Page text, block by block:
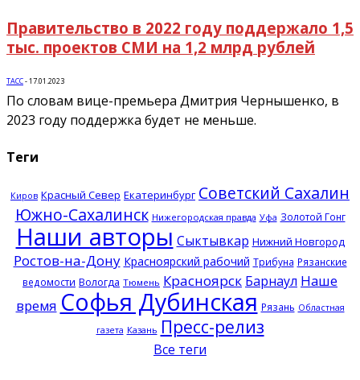
Правительство в 2022 году поддержало 1,5
тыс. проектов СМИ на 1,2 млрд рублей
ТАСС-17.01.2023
По словам вице-премьера Дмитрия Чернышенко, в
2023 году поддержка будет не меньше.
Теги
Киров Красный Север Екатеринбург Советский Сахалин
Южно-Сахалинск Нижегородская правда Уфа Золотой Гонг
Наши авторы Сыктывкар Нижний Новгород
Ростов-на-Дону Красноярский рабочий Трибуна Рязанские
ведомости Вологда Тюмень Красноярск Барнаул Наше
время Софья Дубинская Рязань Областная
газета Казань Пресс-релиз
Все теги